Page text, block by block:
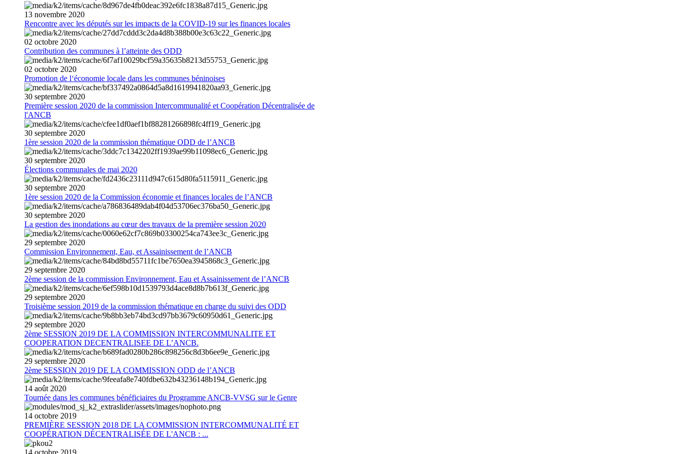
13 novembre 2020
Rencontre avec les députés sur les impacts de la COVID-19 sur les finances locales
02 octobre 2020
Contribution des communes à l’atteinte des ODD
02 octobre 2020
Promotion de l‘économie locale dans les communes béninoises
30 septembre 2020
Première session 2020 de la commission Intercommunalité et Coopération Décentralisée de
l'ANCB
30 septembre 2020
1ère session 2020 de la commission thématique ODD de l’ANCB
30 septembre 2020
Élections communales de mai 2020
30 septembre 2020
1ère session 2020 de la Commission économie et finances locales de l’ANCB
30 septembre 2020
La gestion des inondations au cœur des travaux de la première session 2020
29 septembre 2020
Commission Environnement, Eau, et Assainissement de l’ANCB
29 septembre 2020
2ème session de la commission Environnement, Eau et Assainissement de l’ANCB
29 septembre 2020
Troisième session 2019 de la commission thématique en charge du suivi des ODD
29 septembre 2020
2ème SESSION 2019 DE LA COMMISSION INTERCOMMUNALITE ET
COOPERATION DECENTRALISEE DE L’ANCB.
29 septembre 2020
2ème SESSION 2019 DE LA COMMISSION ODD de l’ANCB
14 août 2020
Tournée dans les communes bénéficiaires du Programme ANCB-VVSG sur le Genre
14 octobre 2019
PREMIÈRE SESSION 2018 DE LA COMMISSION INTERCOMMUNALITÉ ET
COOPÉRATION DÉCENTRALISÉE DE L'ANCB : ...
14 octobre 2019